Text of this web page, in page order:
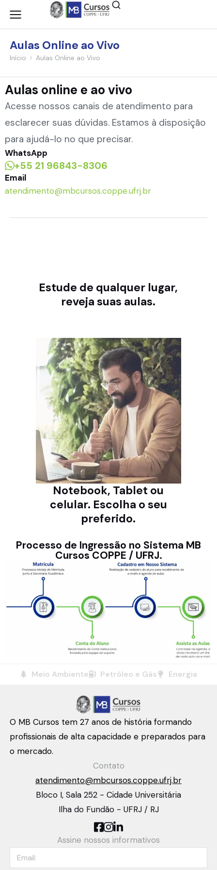
Aulas Online ao Vivo
Você está aqui:
Início Aulas Online ao Vivo
Aulas online e ao vivo
Acesse nossos canais de atendimento para
esclarecer suas dúvidas. Estamos à disposição
para ajudá-lo no que precisar.
WhatsApp
+55 21 96843-8306
Email
atendimento@mbcursos.coppe.ufrj.br
Estude de qualquer lugar,
reveja suas aulas.
Notebook, Tablet ou
celular. Escolha o seu
preferido.
Processo de Ingressão no Sistema MB
Cursos COPPE / UFRJ.
Meio Ambiente Petróleo e Gás Energia
O MB Cursos tem 27 anos de história formando
profissionais de alta capacidade e preparados para
o mercado.
Contato
atendimento@mbcursos.coppe.ufrj.br
Bloco I, Sala 252 - Cidade Universitária
Ilha do Fundão - UFRJ / RJ
Assine nossos informativos